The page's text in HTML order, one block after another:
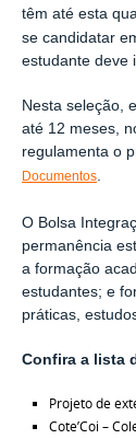
têm até esta
se candidatar
estudante deve
Nesta seleção,
até 12 meses,
regulamenta o
Documentos.
O Bolsa
permanência
a formação
estudantes; e
práticas,
Confira a lista
Projeto de
Cote’Coi –